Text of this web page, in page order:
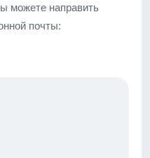
можете направить
почты: